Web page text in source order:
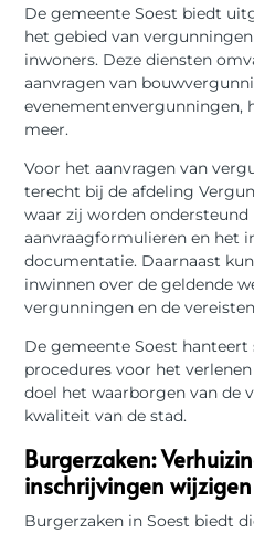
De gemeente Soest biedt
het gebied van
inwoners. Deze diensten
aanvragen van
evenementenvergunningen,
meer.
Voor het aanvragen van
terecht bij de afdeling
waar zij worden
aanvraagformulieren en het
documentatie. Daarnaast
inwinnen over de geldende
vergunningen en de
De gemeente Soest
procedures voor het
doel het waarborgen van de
kwaliteit van de stad.
Burgerzaken:
inschrijvingen wijzigen
Burgerzaken in Soest biedt